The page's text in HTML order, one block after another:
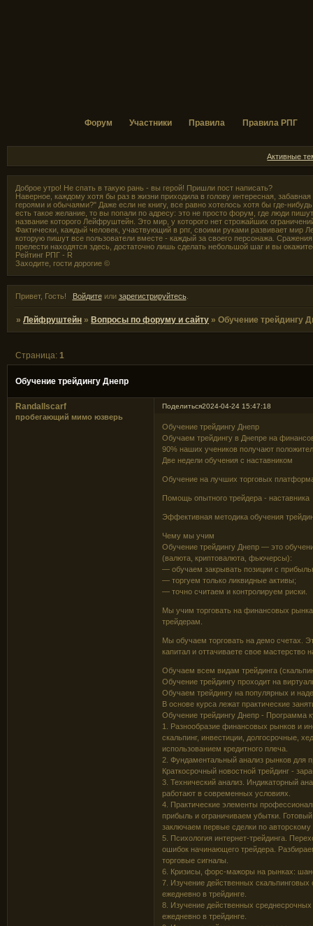
Форум Участники Правила Правила РПГ
Активные
Доброе утро! Не спать в такую рань - вы герой! Пришли пост написать?
Наверное, каждому хотя бы раз в жизни приходила в голову интересная,
героями и обычаями?" Даже если не книгу, все равно хотелось хотя бы где-
есть такое желание, то вы попали по адресу: это не просто форум, где люди
название которого Лейфруштейн. Это мир, у которого нет строжайших
Фактически, каждый человек, участвующий в рпг, своими руками развивает мир
которую пишут все пользователи вместе - каждый за своего персонажа.
прелести находятся здесь, достаточно лишь сделать небольшой шаг и вы
Рейтинг РПГ - R
Заходите, гости дорогие ©
Привет, Гость! Войдитеили зарегистрируйтесь.
»Лейфруштейн » Вопросы по форуму и сайту »Обучение трейдингу
Обучение трейдингу Днепр
Страница:1
Поделиться2024-04-24 15:47:18
Randallscarf
пробегающий мимо юзверь
Обучение трейдингу Днепр
Обучаем трейдингу в Днепре на
90% наших учеников получают
Две недели обучения с наставником
Обучение на лучших торговых
Помощь опытного трейдера - наставника
Эффективная методика обучения
Чему мы учим
Обучение трейдингу Днепр — это
(валюта, криптовалюта, фьючерсы):
— обучаем закрывать позиции с
— торгуем только ликвидные активы;
— точно считаем и контролируем риски.
Мы учим торговать на финансовых
трейдерам.
Мы обучаем торговать на демо счетах.
капитал и оттачиваете свое мастерство
Обучаем всем видам трейдинга
Обучение трейдингу проходит на
Обучаем трейдингу на популярных и
В основе курса лежат практические
Обучение трейдингу Днепр - Программа
1. Разнообразие финансовых рынков и
скальпинг, инвестиции, долгосрочные,
использованием кредитного плеча.
2. Фундаментальный анализ рынков для
Краткосрочный новостной трейдинг -
3. Технический анализ. Индикаторный
работают в современных условиях.
4. Практические элементы
прибыль и ограничиваем убытки.
заключаем первые сделки по
5. Психология интернет-трейдинга.
ошибок начинающего трейдера.
торговые сигналы.
6. Кризисы, форс-мажоры на рынках:
7. Изучение действенных
ежедневно в трейдинге.
8. Изучение действенных
ежедневно в трейдинге.